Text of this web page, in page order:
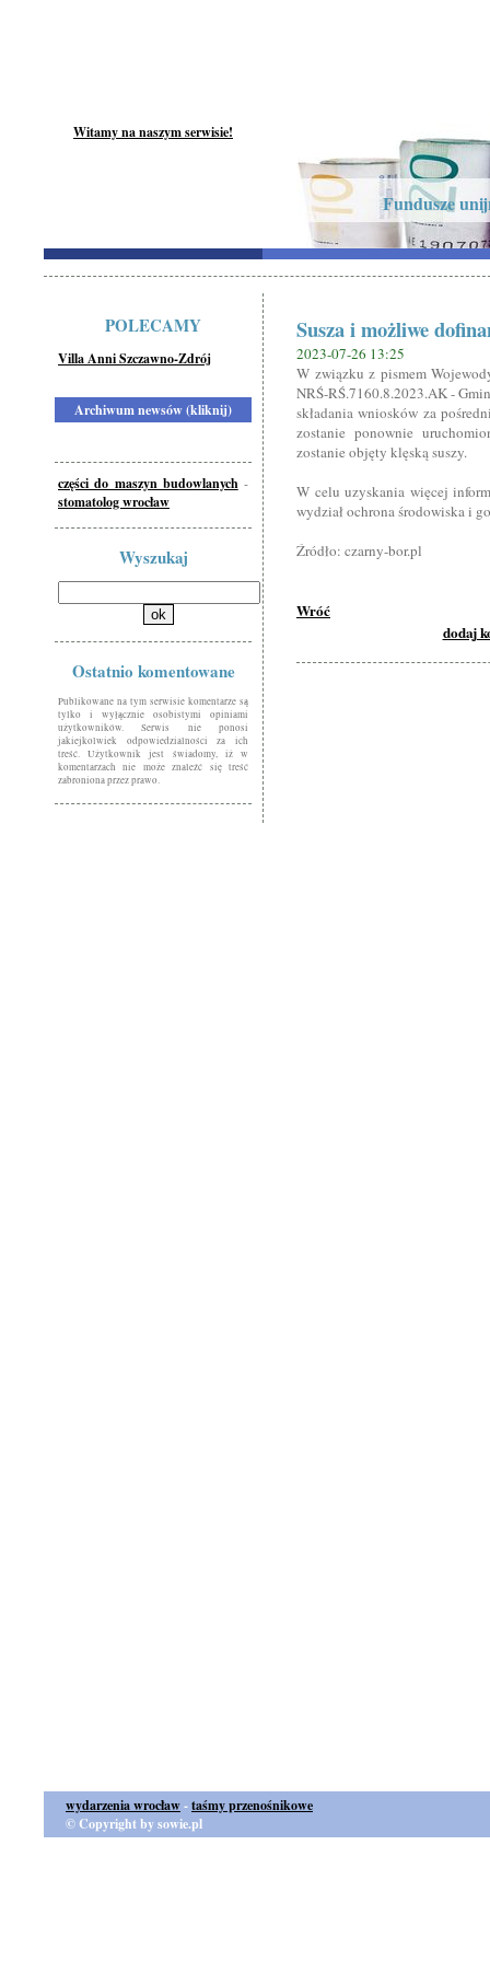
Witamy na naszym serwisie!
Fundusze
POLECAMY
Villa Anni Szczawno-Zdrój
Archiwum newsów (kliknij)
części do maszyn budowlanych -
stomatolog wrocław
Wyszukaj
Ostatnio komentowane
Publikowane na tym serwisie komentarze są
tylko i wyłącznie osobistymi opiniami
użytkowników. Serwis nie ponosi
jakiejkolwiek odpowiedzialności za ich
treść. Użytkownik jest świadomy, iż w
komentarzach nie może znaleźć się treść
zabroniona przez prawo.
Susza i możliwe
2023-07-26 13:25
W związku z pismem
NRŚ-RŚ.7160.8.2023.AK -
składania wniosków za
zostanie ponownie
zostanie objęty klęską suszy.
W celu uzyskania więcej
wydział ochrona środowiska i
Źródło: czarny-bor.pl
Wróć
dodaj
wydarzenia wrocław-taśmy przenośnikowe
© Copyright by sowie.pl